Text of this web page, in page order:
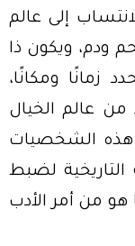
إلى عالم
ودم، ويكون ذا
ومكانًا،
من عالم الخيال
هذه الشخصيات
لضبط
هو من أمر الأدب